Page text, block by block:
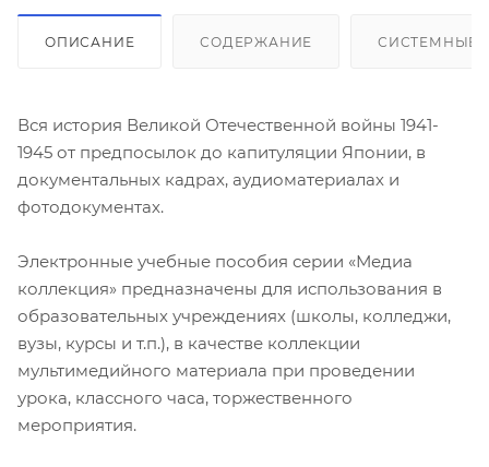
ОПИСАНИЕ СОДЕРЖАНИЕ СИСТЕМНЫЕ
Вся история Великой Отечественной войны 1941-
1945 от предпосылок до капитуляции Японии, в
документальных кадрах, аудиоматериалах и
фотодокументах.
Электронные учебные пособия серии «Медиа
коллекция» предназначены для использования в
образовательных учреждениях (школы, колледжи,
вузы, курсы и т.п.), в качестве коллекции
мультимедийного материала при проведении
урока, классного часа, торжественного
мероприятия.